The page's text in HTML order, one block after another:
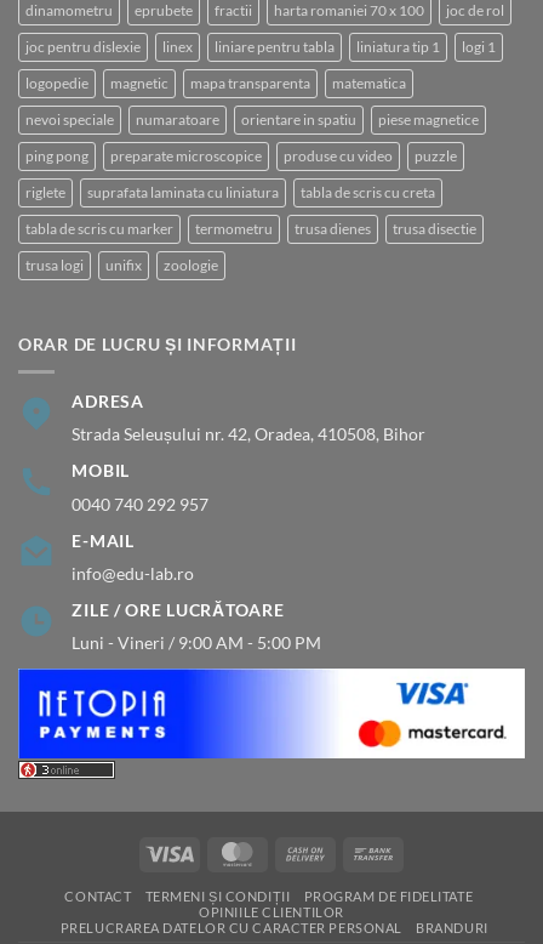
dinamometru eprubete fractii harta romaniei 70 x 100 joc de rol
joc pentru dislexie linex liniare pentru tabla liniatura tip 1 logi 1
logopedie magnetic mapa transparenta matematica
nevoi speciale numaratoare orientare in spatiu piese magnetice
ping pong preparate microscopice produse cu video puzzle
riglete suprafata laminata cu liniatura tabla de scris cu creta
tabla de scris cu marker termometru trusa dienes trusa disectie
trusa logi unifix zoologie
ORAR DE LUCRU ȘI INFORMAȚII
ADRESA
Strada Seleușului nr. 42, Oradea, 410508, Bihor
MOBIL
0040 740 292 957
E-MAIL
info@edu-lab.ro
ZILE / ORE LUCRĂTOARE
Luni - Vineri / 9:00 AM - 5:00 PM
Visa MasterCardCash
Delivery
CONTACT TERMENI ȘI CONDIȚII
PROGRAM DE FIDELITATE
OPINIILE CLIENTILOR
PRELUCRAREA DATELOR CU CARACTER PERSONAL
BRANDURI